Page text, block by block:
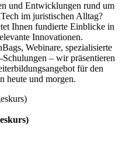
und Entwicklungen rund um
im juristischen Alltag?
Ihnen fundierte Einblicke in
Innovationen.
Webinare, spezialisierte
– wir präsentieren
für den
heute und morgen.